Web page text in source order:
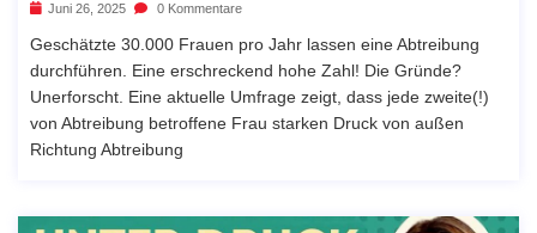
Juni 26, 2025 0 Kommentare
Geschätzte 30.000 Frauen pro Jahr lassen eine Abtreibung
durchführen. Eine erschreckend hohe Zahl! Die Gründe?
Unerforscht. Eine aktuelle Umfrage zeigt, dass jede zweite(!)
von Abtreibung betroffene Frau starken Druck von außen
Richtung Abtreibung